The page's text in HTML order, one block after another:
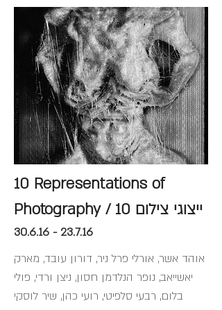
10 Representations of
Photography / 10 ייצוגי צילום
30.6.16 - 23.7.16
אוהד אשר, אורלי פרל ניר, דורון עובד, מארק
יאשייאב, נופר הנלדמן חסון, ניצן ורדי, פולי
בלום, רבעי סלפיטי, רועי כהן, שיר לוסקי